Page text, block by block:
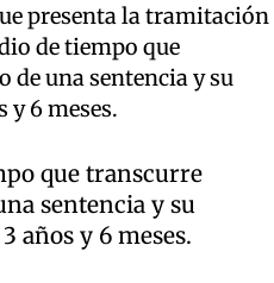
presenta la tramitación
de tiempo que
de una sentencia y su
y 6 meses.
que transcurre
sentencia y su
años y 6 meses.